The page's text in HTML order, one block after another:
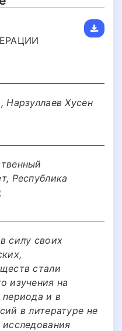
Нарзуллаев Хусен
Республика
силу своих
стали
изучения на
периода и в
в литературе не